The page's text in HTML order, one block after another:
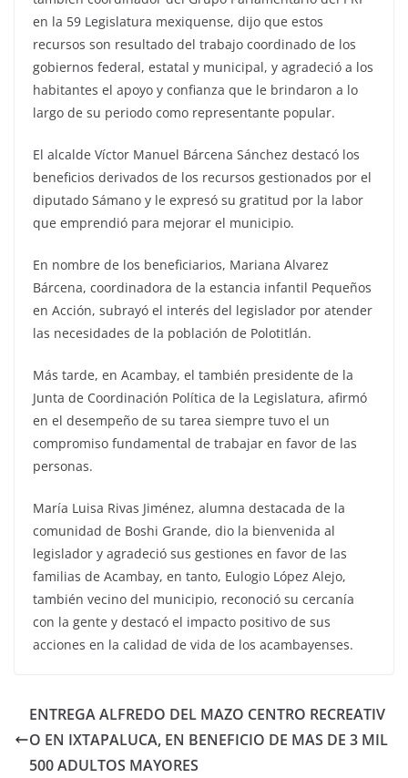
en la 59 Legislatura mexiquense, dijo que estos
recursos son resultado del trabajo coordinado de los
gobiernos federal, estatal y municipal, y agradeció a los
habitantes el apoyo y confianza que le brindaron a lo
largo de su periodo como representante popular.
El alcalde Víctor Manuel Bárcena Sánchez destacó los
beneficios derivados de los recursos gestionados por el
diputado Sámano y le expresó su gratitud por la labor
que emprendió para mejorar el municipio.
En nombre de los beneficiarios, Mariana Alvarez
Bárcena, coordinadora de la estancia infantil Pequeños
en Acción, subrayó el interés del legislador por atender
las necesidades de la población de Polotitlán.
Más tarde, en Acambay, el también presidente de la
Junta de Coordinación Política de la Legislatura, afirmó
en el desempeño de su tarea siempre tuvo el un
compromiso fundamental de trabajar en favor de las
personas.
María Luisa Rivas Jiménez, alumna destacada de la
comunidad de Boshi Grande, dio la bienvenida al
legislador y agradeció sus gestiones en favor de las
familias de Acambay, en tanto, Eulogio López Alejo,
también vecino del municipio, reconoció su cercanía
con la gente y destacó el impacto positivo de sus
acciones en la calidad de vida de los acambayenses.
ENTREGA ALFREDO DEL MAZO CENTRO RECREATIV
O EN IXTAPALUCA, EN BENEFICIO DE MAS DE 3 MIL
500 ADULTOS MAYORES